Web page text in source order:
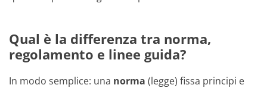
Qual è la differenza tra norma,
regolamento e linee guida?
In modo semplice: una norma (legge) fissa principi e